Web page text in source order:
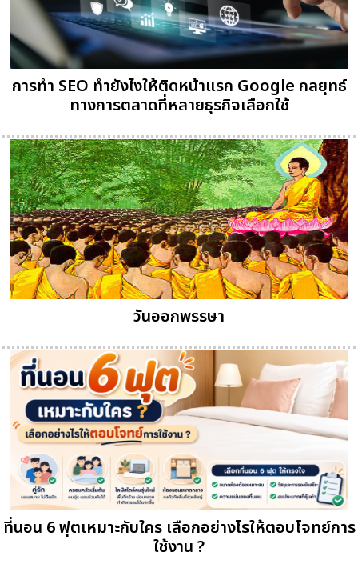
การทำ SEO ทำยังไงให้ติดหน้าแรก Google กลยุทธ์
ทางการตลาดที่หลายธุรกิจเลือกใช้
วันออกพรรษา
ที่นอน 6 ฟุตเหมาะกับใคร เลือกอย่างไรให้ตอบโจทย์การ
ใช้งาน ?